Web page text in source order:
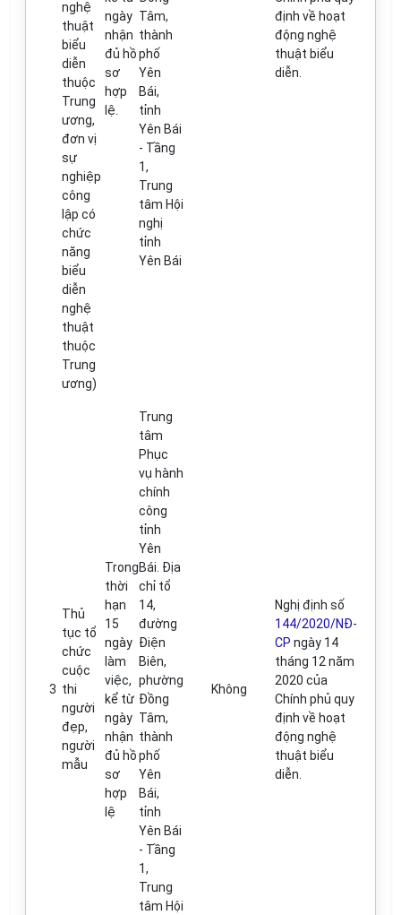
nghệ
thuật
biểu
diễn
thuộc
Trung
ương,
đơn vị
sự
nghiệp
công
lập có
chức
năng
biểu
diễn
nghệ
thuật
thuộc
Trung
ương)
ngày
nhận
đủ hồ
sơ
hợp
lệ.
Tâm,
thành
phố
Yên
Bái,
tỉnh
Yên Bái
- Tầng
1,
Trung
tâm Hội
nghị
tỉnh
Yên Bái
định về hoạt
động nghệ
thuật biểu
diễn.
3
Thủ
tục tổ
chức
cuộc
thi
người
đẹp,
người
mẫu
Trong
thời
hạn
15
ngày
làm
việc,
kể từ
ngày
nhận
đủ hồ
sơ
hợp
lệ
Trung
tâm
Phục
vụ hành
chính
công
tỉnh
Yên
Bái. Địa
chỉ tổ
14,
đường
Điện
Biên,
phường
Đồng
Tâm,
thành
phố
Yên
Bái,
tỉnh
Yên Bái
- Tầng
1,
Trung
tâm Hội
Không
Nghị định số
144/2020/NĐ-
CP ngày 14
tháng 12 năm
2020 của
Chính phủ quy
định về hoạt
động nghệ
thuật biểu
diễn.